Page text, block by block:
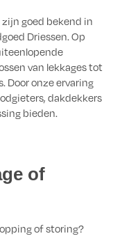
goed bekend in
Driessen. Op
van lekkages tot
Door onze ervaring
dakdekkers
bieden.
of
of storing?